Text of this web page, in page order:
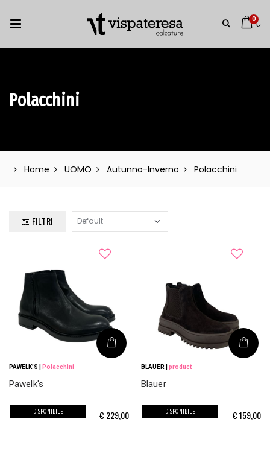
0
Polacchini
Home UOMO Autunno-Inverno Polacchini
FILTRI
PAWELK'S Polacchini
Pawelk's
€ 229,00
DISPONIBILE
BLAUER product
Blauer
€159,00
DISPONIBILE